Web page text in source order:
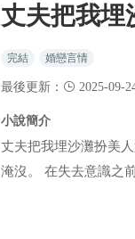
丈夫把我埋
完結 婚戀言情
最後更新： 2025-09-
小說簡介
丈夫把我埋沙灘扮美
淹沒。 在失去意識之